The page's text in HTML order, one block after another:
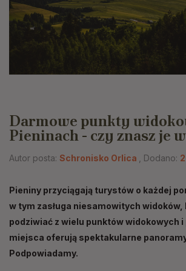
Darmowe punkty
Pieninach - czy znasz je
Autor posta: Schronisko Orlica , Dodano:
Pieniny przyciągają turystów o każdej
w tym zasługa niesamowitych widoków,
podziwiać z wielu punktów widokowych i
miejsca oferują spektakularne
Podpowiadamy.